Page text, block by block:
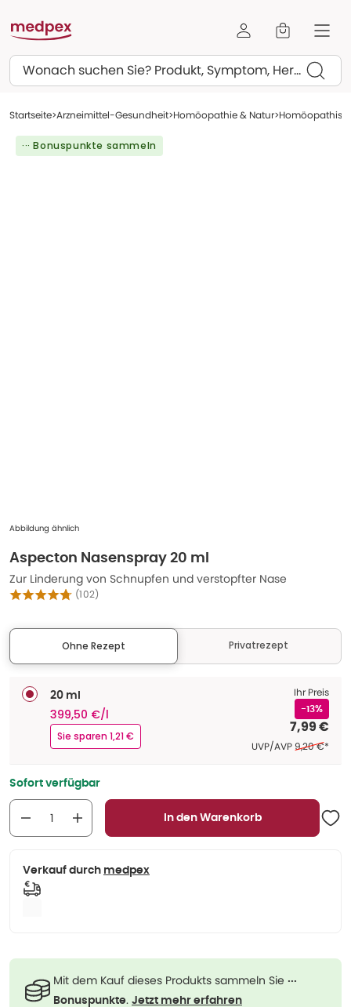
Suchen
Startseite Arzneimittel-Gesundheit Homöopathie & Natur
··· Bonuspunkte sammeln
Abbildung ähnlich
Aspecton Nasenspray 20 ml
Zur Linderung von Schnupfen und verstopfter Nase
(102)
Ohne Rezept Privatrezept
20 ml
399,50 €/l
Sie sparen 1,21 €
Ihr Preis
-13%
7,99 €
UVP/AVP Ehemaliger
9,20 €*
Sofort verfügbar
In den Warenkorb
Verkauf durch medpex
Mit dem Kauf dieses Produkts sammeln Sie ···
Bonuspunkte. Jetzt mehr erfahren